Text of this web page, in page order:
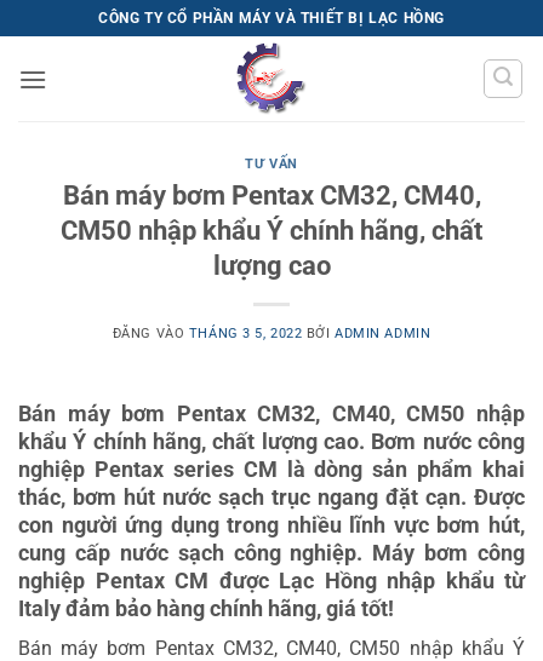
qua
nội
CÔNG TY CỔ PHẦN MÁY VÀ THIẾT BỊ LẠC HỒNG
TƯ VẤN
Bán máy bơm Pentax CM32, CM40,
CM50 nhập khẩu Ý chính hãng, chất
lượng cao
ĐĂNG VÀO THÁNG 3 5, 2022 BỞIADMIN ADMIN
Bán máy bơm Pentax CM32, CM40, CM50 nhập
khẩu Ý chính hãng, chất lượng cao. Bơm nước công
nghiệp Pentax series CM là dòng sản phẩm khai
thác, bơm hút nước sạch trục ngang đặt cạn. Được
con người ứng dụng trong nhiều lĩnh vực bơm hút,
cung cấp nước sạch công nghiệp. Máy bơm công
nghiệp Pentax CM được Lạc Hồng nhập khẩu từ
Italy đảm bảo hàng chính hãng, giá tốt!
Bán máy bơm Pentax CM32, CM40, CM50 nhập khẩu Ý